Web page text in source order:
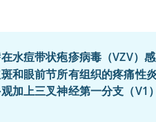
水痘带状疱疹病毒（VZV）
和眼前节所有组织的疼痛性
加上三叉神经第一分支（